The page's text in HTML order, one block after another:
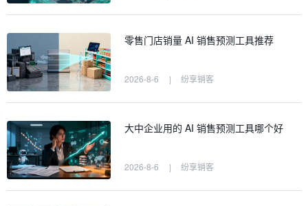
零售门店销量 AI 销售预测工具推荐
2026-8-6 | 纷享销客
大中企业用的 AI 销售预测工具哪个好
2026-8-6 | 纷享销客